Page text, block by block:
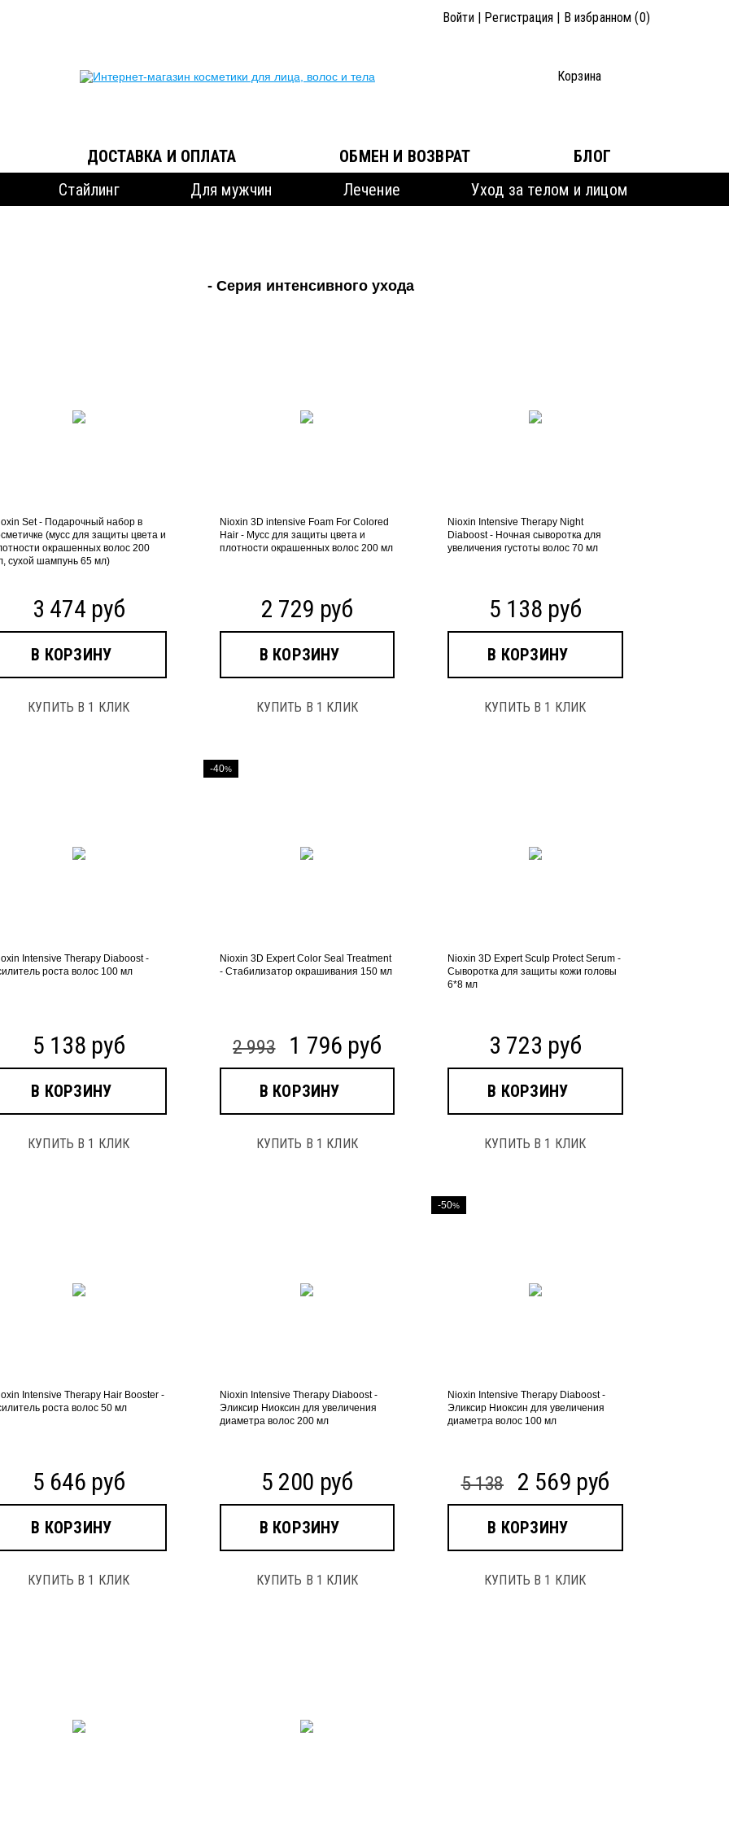
Войти| Регистрация | В избранном (0)
Корзина
ДОСТАВКА И ОПЛАТА ОБМЕН И ВОЗВРАТ
БЛОГ
Стайлинг
Для мужчин Лечение Уход за телом и лицом
- Серия интенсивного ухода
Set - Подарочный набор в
(мусс для защиты цвета и
окрашенных волос 200
сухой шампунь 65 мл)
3 474 руб
В КОРЗИНУ
КУПИТЬ В 1 КЛИК
Nioxin 3D intensive Foam For Colored
Hair - Мусс для защиты цвета и
плотности окрашенных волос 200 мл
2 729 руб
В КОРЗИНУ
КУПИТЬ В 1 КЛИК
Nioxin Intensive Therapy Night
Diaboost - Ночная сыворотка для
увеличения густоты волос 70 мл
5 138 руб
В КОРЗИНУ
КУПИТЬ В 1 КЛИК
Intensive Therapy Diaboost -
роста волос 100 мл
5 138 руб
В КОРЗИНУ
КУПИТЬ В 1 КЛИК
-40%
Nioxin 3D Expert Color Seal Treatment
- Стабилизатор окрашивания 150 мл
2 993 1 796 руб
В КОРЗИНУ
КУПИТЬ В 1 КЛИК
Nioxin 3D Expert Sculp Protect Serum -
Сыворотка для защиты кожи головы
6*8 мл
3 723 руб
В КОРЗИНУ
КУПИТЬ В 1 КЛИК
Intensive Therapy Hair Booster -
роста волос 50 мл
5 646 руб
В КОРЗИНУ
КУПИТЬ В 1 КЛИК
Nioxin Intensive Therapy Diaboost -
Эликсир Ниоксин для увеличения
диаметра волос 200 мл
5 200 руб
В КОРЗИНУ
КУПИТЬ В 1 КЛИК
-50%
Nioxin Intensive Therapy Diaboost -
Эликсир Ниоксин для увеличения
диаметра волос 100 мл
5 138 2 569 руб
В КОРЗИНУ
КУПИТЬ В 1 КЛИК